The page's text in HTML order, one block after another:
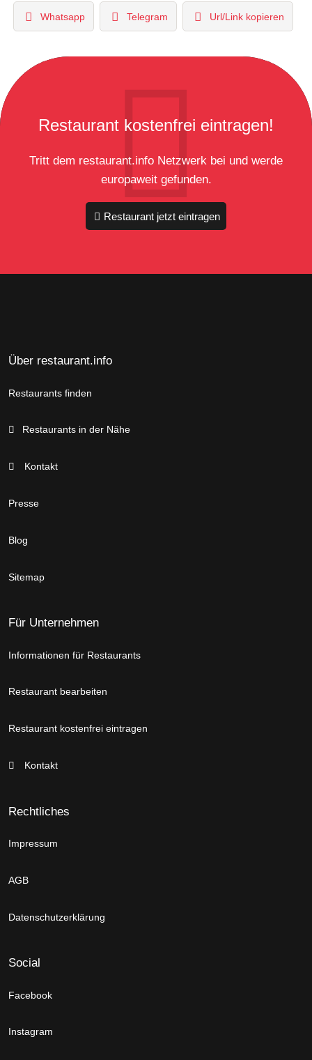
Whatsapp Telegram Url/Link kopieren
Restaurant kostenfrei eintragen!
Tritt dem restaurant.info Netzwerk bei und werde
europaweit gefunden.
Restaurant jetzt eintragen
Über restaurant.info
Restaurants finden
Restaurants in der Nähe
Kontakt
Presse
Blog
Sitemap
Für Unternehmen
Informationen für Restaurants
Restaurant bearbeiten
Restaurant kostenfrei eintragen
Kontakt
Rechtliches
Impressum
AGB
Datenschutzerklärung
Social
Facebook
Instagram